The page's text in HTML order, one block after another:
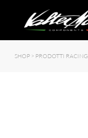
SHOP > PRODOTTI RACING